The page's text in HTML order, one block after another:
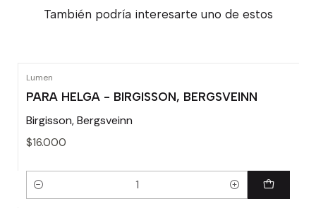
También podría interesarte uno de estos
Lumen
PARA HELGA - BIRGISSON, BERGSVEINN
Birgisson, Bergsveinn
$16.000
Cantidad